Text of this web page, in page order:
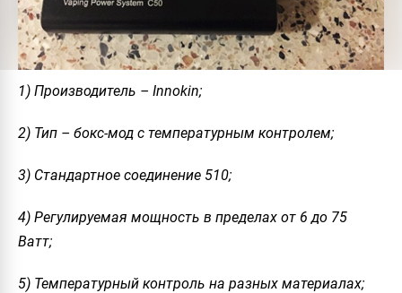
1) Производитель – Innokin;
2) Тип – бокс-мод с температурным контролем;
3) Стандартное соединение 510;
4) Регулируемая мощность в пределах от 6 до 75
Ватт;
5) Температурный контроль на разных материалах;